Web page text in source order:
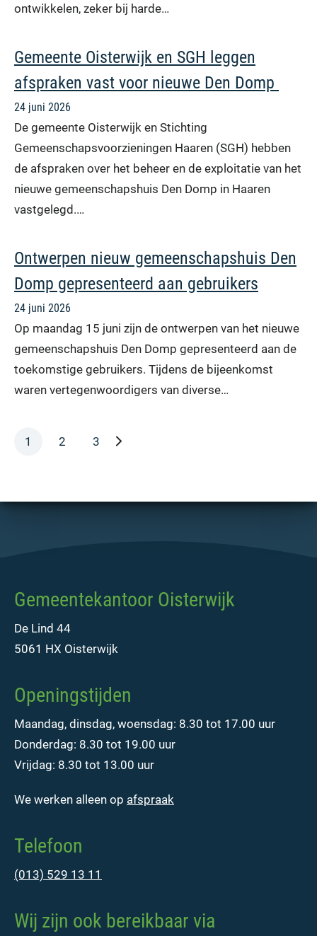
ontwikkelen, zeker bij harde…
Gemeente Oisterwijk en SGH leggen
afspraken vast voor nieuwe Den Domp
24 juni 2026
De gemeente Oisterwijk en Stichting
Gemeenschapsvoorzieningen Haaren (SGH) hebben
de afspraken over het beheer en de exploitatie van het
nieuwe gemeenschapshuis Den Domp in Haaren
vastgelegd.…
Ontwerpen nieuw gemeenschapshuis Den
Domp gepresenteerd aan gebruikers
24 juni 2026
Op maandag 15 juni zijn de ontwerpen van het nieuwe
gemeenschapshuis Den Domp gepresenteerd aan de
toekomstige gebruikers. Tijdens de bijeenkomst
waren vertegenwoordigers van diverse…
1 2 3 volgende pagina
Gemeentekantoor Oisterwijk
De Lind 44
5061 HX Oisterwijk
Openingstijden
Maandag, dinsdag, woensdag: 8.30 tot 17.00 uur
Donderdag: 8.30 tot 19.00 uur
Vrijdag: 8.30 tot 13.00 uur
We werken alleen op afspraak
Telefoon
(013) 529 13 11
Wij zijn ook bereikbaar via